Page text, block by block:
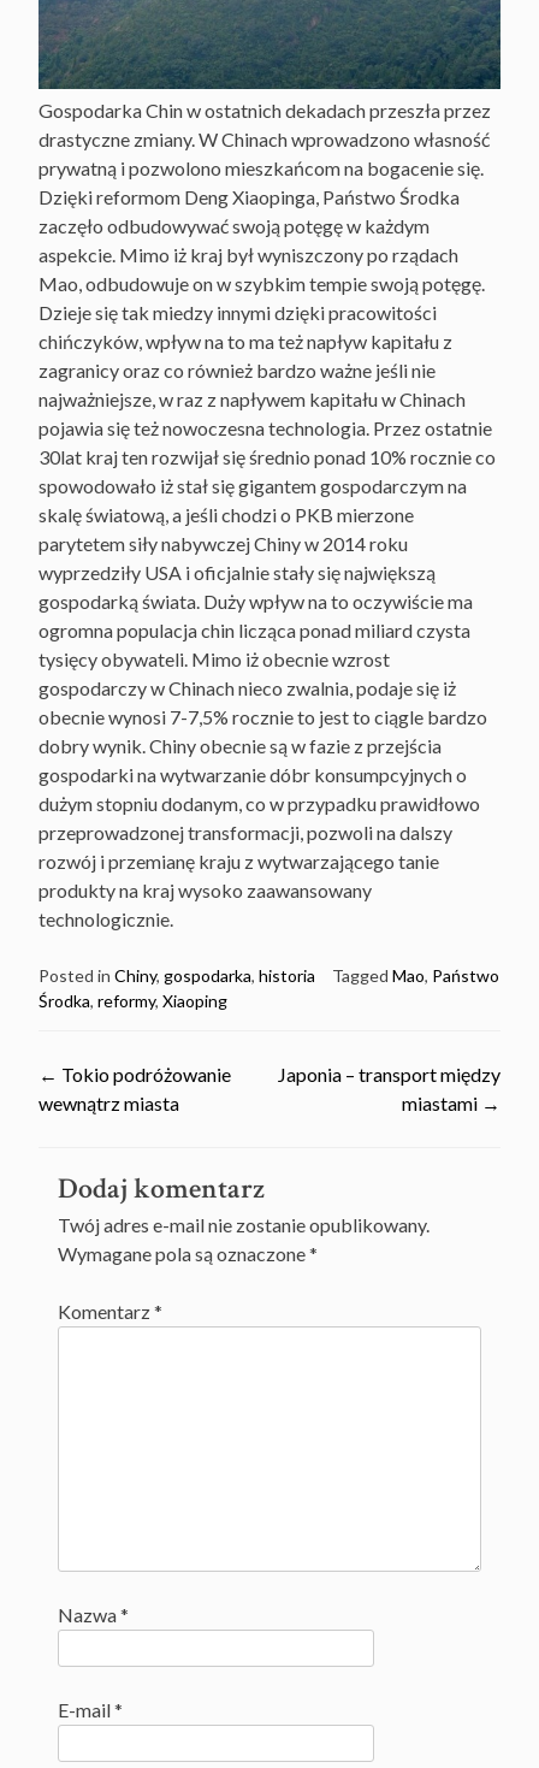
Gospodarka Chin w ostatnich dekadach przeszła przez
drastyczne zmiany. W Chinach wprowadzono własność
prywatną i pozwolono mieszkańcom na bogacenie się.
Dzięki reformom Deng Xiaopinga, Państwo Środka
zaczęło odbudowywać swoją potęgę w każdym
aspekcie. Mimo iż kraj był wyniszczony po rządach
Mao, odbudowuje on w szybkim tempie swoją potęgę.
Dzieje się tak miedzy innymi dzięki pracowitości
chińczyków, wpływ na to ma też napływ kapitału z
zagranicy oraz co również bardzo ważne jeśli nie
najważniejsze, w raz z napływem kapitału w Chinach
pojawia się też nowoczesna technologia. Przez ostatnie
30lat kraj ten rozwijał się średnio ponad 10% rocznie co
spowodowało iż stał się gigantem gospodarczym na
skalę światową, a jeśli chodzi o PKB mierzone
parytetem siły nabywczej Chiny w 2014 roku
wyprzedziły USA i oficjalnie stały się największą
gospodarką świata. Duży wpływ na to oczywiście ma
ogromna populacja chin licząca ponad miliard czysta
tysięcy obywateli. Mimo iż obecnie wzrost
gospodarczy w Chinach nieco zwalnia, podaje się iż
obecnie wynosi 7-7,5% rocznie to jest to ciągle bardzo
dobry wynik. Chiny obecnie są w fazie z przejścia
gospodarki na wytwarzanie dóbr konsumpcyjnych o
dużym stopniu dodanym, co w przypadku prawidłowo
przeprowadzonej transformacji, pozwoli na dalszy
rozwój i przemianę kraju z wytwarzającego tanie
produkty na kraj wysoko zaawansowany
technologicznie.
Posted in Chiny, gospodarka, historia Tagged Mao, Państwo
Środka, reformy, Xiaoping
Post
← Tokio podróżowanie
wewnątrz miasta
Japonia – transport między
miastami →
Dodaj komentarz
Twój adres e-mail nie zostanie opublikowany.
Wymagane pola są oznaczone*
Komentarz*
Nazwa*
E-mail*